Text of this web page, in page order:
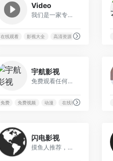
Video
我们是一家专注于提供电影和电视剧在线观看的平台，拥有海量的高清资源等你来查找和欣赏.
在线观看 影视大全 高清资源
宇航影视
免费观看任何电影，电视剧，动漫，资讯。无广告，秒播放，资源齐全。
免费 免费视频 动漫 在线视频
闪电影视
摸鱼人推荐，测试速度快